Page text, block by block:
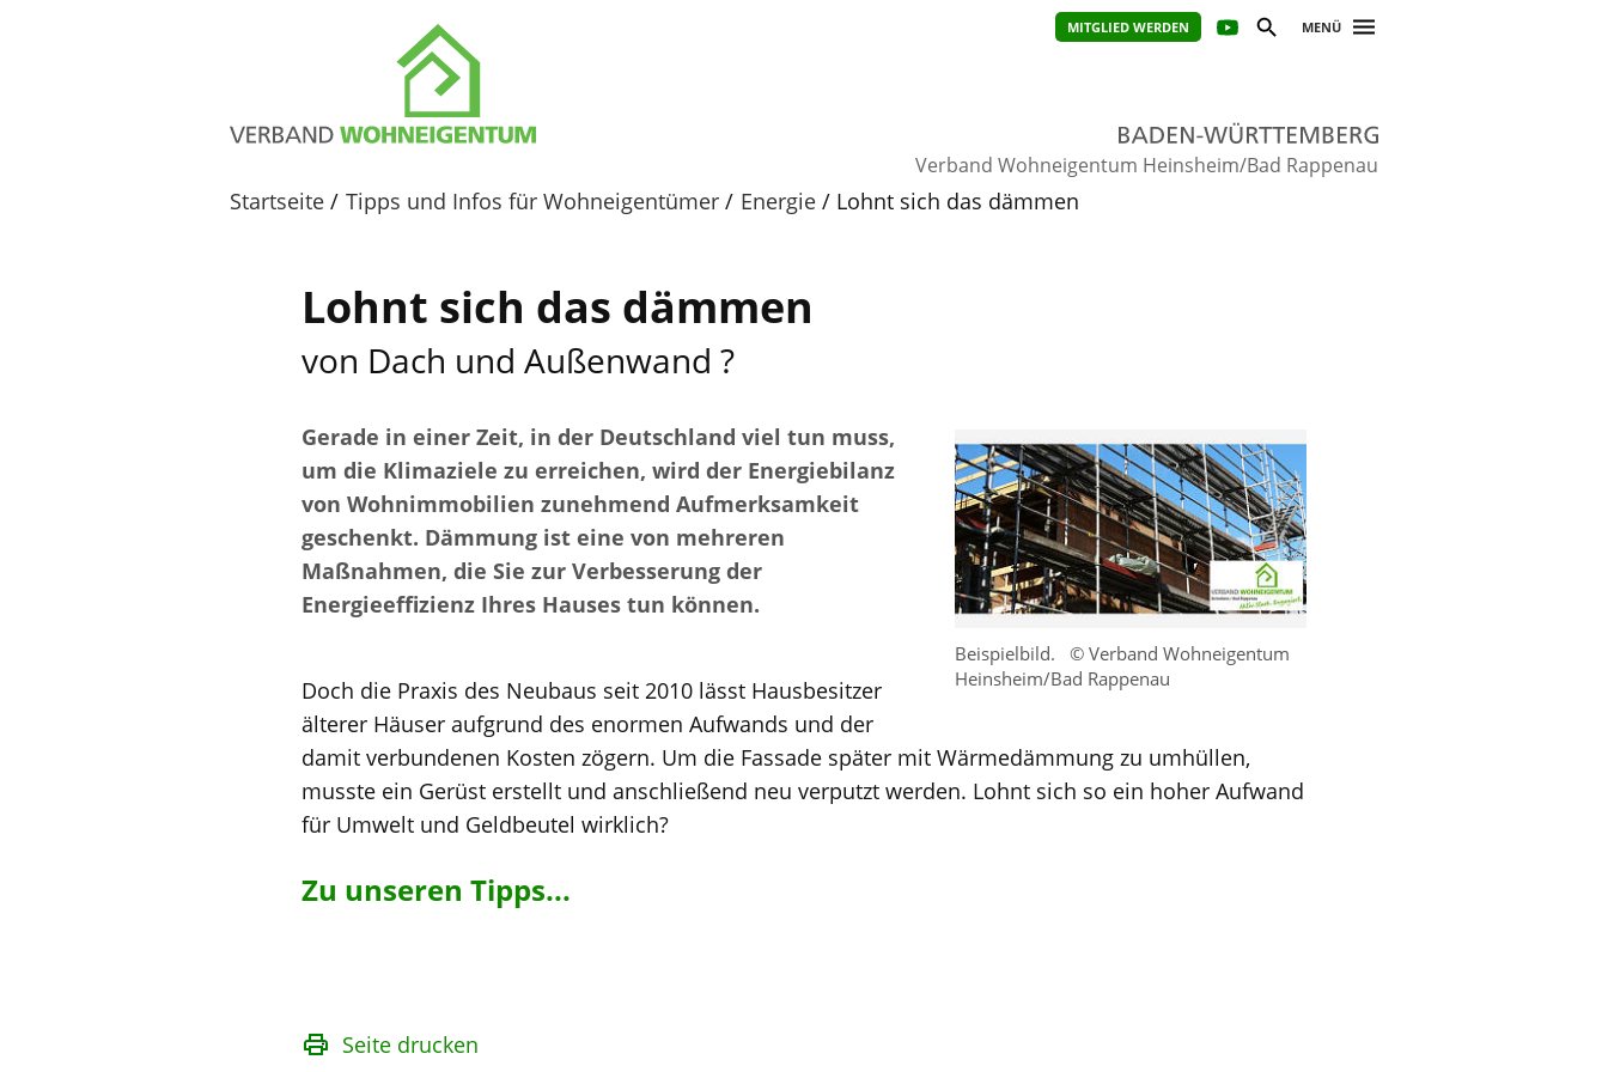
MITGLIED WERDEN MENÜ
Verband Wohneigentum Heinsheim/Bad Rappenau
Startseite Tipps und Infos für Wohneigentümer Energie Lohnt sich das dämmen
Lohnt sich das dämmen
von Dach und Außenwand ?
Beispielbild. © Verband Wohneigentum
Heinsheim/Bad Rappenau
Gerade in einer Zeit, in der Deutschland viel tun muss,
um die Klimaziele zu erreichen, wird der Energiebilanz
von Wohnimmobilien zunehmend Aufmerksamkeit
geschenkt. Dämmung ist eine von mehreren
Maßnahmen, die Sie zur Verbesserung der
Energieeffizienz Ihres Hauses tun können.
Doch die Praxis des Neubaus seit 2010 lässt Hausbesitzer
älterer Häuser aufgrund des enormen Aufwands und der
damit verbundenen Kosten zögern. Um die Fassade später mit Wärmedämmung zu umhüllen,
musste ein Gerüst erstellt und anschließend neu verputzt werden. Lohnt sich so ein hoher Aufwand
für Umwelt und Geldbeutel wirklich?
Zu unseren Tipps...
Seite drucken